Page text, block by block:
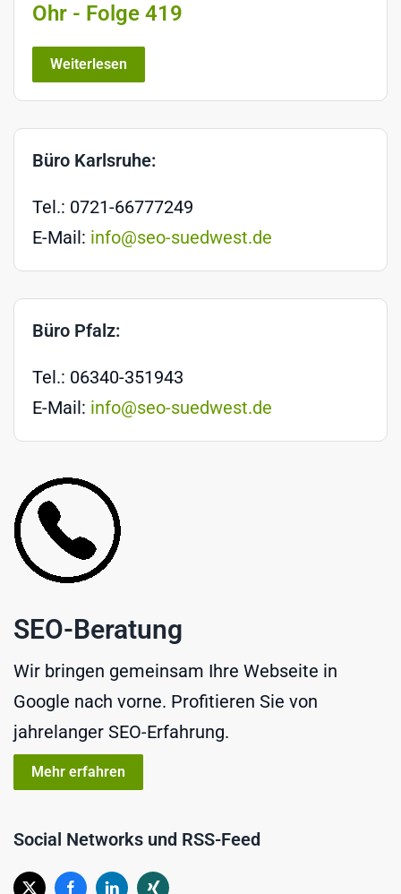
Ohr - Folge 419
Weiterlesen
Büro Karlsruhe:
Tel.: 0721-66777249
E-Mail: info@seo-suedwest.de
Büro Pfalz:
Tel.: 06340-351943
E-Mail: info@seo-suedwest.de
SEO-Beratung
Wir bringen gemeinsam Ihre Webseite in
Google nach vorne. Profitieren Sie von
jahrelanger SEO-Erfahrung.
Mehr erfahren
Social Networks und RSS-Feed